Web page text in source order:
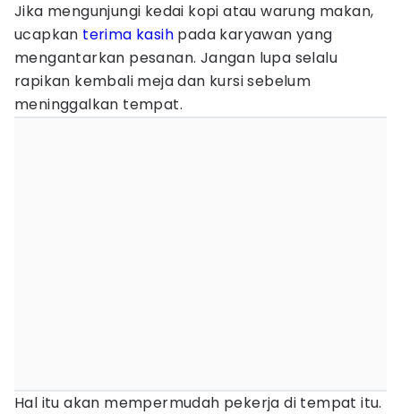
Jika mengunjungi kedai kopi atau warung makan,
ucapkan terima kasih pada karyawan yang
mengantarkan pesanan. Jangan lupa selalu
rapikan kembali meja dan kursi sebelum
meninggalkan tempat.
Hal itu akan mempermudah pekerja di tempat itu.